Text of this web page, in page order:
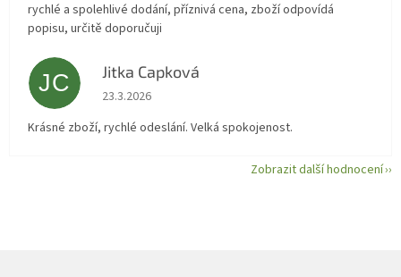
rychlé a spolehlivé dodání, příznivá cena, zboží odpovídá
popisu, určitě doporučuji
JC Jitka Capková
Hodnocení obchodu je 5 z 5 hvězdiček.
23.3.2026
Krásné zboží, rychlé odeslání. Velká spokojenost.
Zobrazit další hodnocení